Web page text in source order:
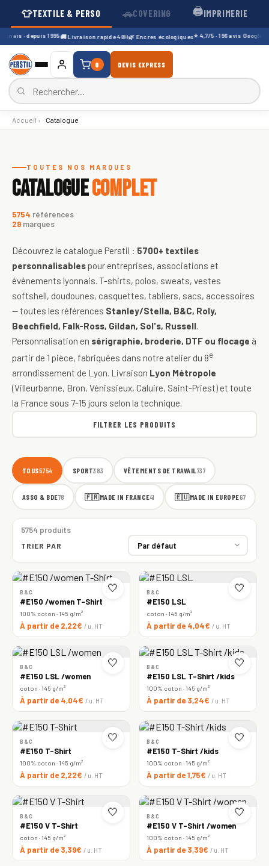
👕TEXTILE & PERSO 🚗COVERING 🖨️IMPRIMERIE
· depuis 1995🚚 Livraison rapide 48H🌿 Encres écologiques⭐ 4,7/5 · 196 avis Google🇫🇷
0 DEVIS EXPRESS
Accueil › Catalogue
TOUTES NOS MARQUES
CATALOGUECOMPLET
5754 références
29 marques
Découvrez le catalogue Perstil : 5700+ textiles
personnalisables pour entreprises, associations et
événements lyonnais. T-shirts, polos, sweats, vestes
softshell, doudounes, casquettes, tabliers, sacs, accessoires
— toutes les références Stanley/Stella, B&C, Roly,
Beechfield, Falk-Ross, Gildan, Sol's, Russell.
Personnalisation en sérigraphie, broderie, DTF ou flocage à
partir de 1 pièce, fabriquées dans notre atelier du 8e
arrondissement de Lyon. Livraison Lyon Métropole
(Villeurbanne, Bron, Vénissieux, Caluire, Saint-Priest) et toute
la France sous 7-15 jours selon la technique.
FILTRER LES PRODUITS
TOUS5754 SPORT383 VÊTEMENTS DE TRAVAIL737
ASSO & BDE78 🇫🇷MADE IN FRANCE41 🇪🇺MADE IN EUROPE67
5754 produits
TRIER PAR
🤍
B&C
#E150 /women T-Shirt
100% coton · 145 g/m²
À partir de 2,22€ / u. HT
🤍
B&C
#E150 LSL
coton · 145 g/m²
À partir de 4,04€ / u. HT
🤍
B&C
#E150 LSL /women
coton · 145 g/m²
À partir de 4,04€ / u. HT
🤍
B&C
#E150 LSL T-Shirt /kids
100% coton · 145 g/m²
À partir de 3,24€ / u. HT
🤍
B&C
#E150 T-Shirt
100% coton · 145 g/m²
À partir de 2,22€ / u. HT
🤍
B&C
#E150 T-Shirt /kids
100% coton · 145 g/m²
À partir de 1,75€ / u. HT
🤍
B&C
#E150 V T-Shirt
coton · 145 g/m²
À partir de 3,39€ / u. HT
🤍
B&C
#E150 V T-Shirt /women
100% coton · 145 g/m²
À partir de 3,39€ / u. HT